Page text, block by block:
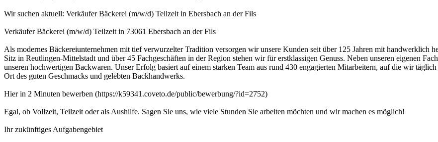
Wir suchen aktuell: Verkäufer Bäckerei (m/w/d) Teilzeit in Ebersbach an der Fils
Verkäufer Bäckerei (m/w/d) Teilzeit in 73061 Ebersbach an der Fils
Als modernes Bäckereiunternehmen mit tief verwurzelter Tradition versorgen wir unsere Kunden seit über 125 Jahren mit handwerklich
Sitz in Reutlingen-Mittelstadt und über 45 Fachgeschäften in der Region stehen wir für erstklassigen Genuss. Neben unseren eigenen
unseren hochwertigen Backwaren. Unser Erfolg basiert auf einem starken Team aus rund 430 engagierten Mitarbeitern, auf die wir
Ort des guten Geschmacks und gelebten Backhandwerks.
Hier in 2 Minuten bewerben (https://k59341.coveto.de/public/bewerbung/?id=2752)
Egal, ob Vollzeit, Teilzeit oder als Aushilfe. Sagen Sie uns, wie viele Stunden Sie arbeiten möchten und wir machen es möglich!
Ihr zukünftiges Aufgabengebiet